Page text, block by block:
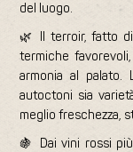
del luogo.
🌿 Il terroir, fatto
termiche
armonia al palato.
autoctoni sia
meglio freschezza,
🍇 Dai vini rossi